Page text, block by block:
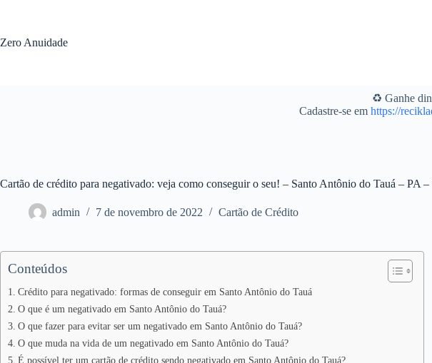
conteúdo
Zero Anuidade
♻️ Ganhe
Cadastre-se em https://
Cartão de crédito para negativado: veja como conseguir o seu! – Santo Antônio do Tauá – PA –
admin 7 de novembro de 2022 Cartão de Crédito
Conteúdos
Crédito para negativado: formas de conseguir em Santo Antônio do Tauá
O que é um negativado em Santo Antônio do Tauá?
O que fazer para evitar ser um negativado em Santo Antônio do Tauá?
O que muda na vida de um negativado em Santo Antônio do Tauá?
É possível ter um cartão de crédito sendo negativado em Santo Antônio do Tauá?